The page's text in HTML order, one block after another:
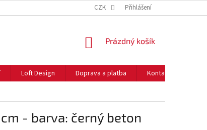
O COOKIES NEJČASTĚJŠÍ OTÁZKY
CZK Přihlášení
NÁKUPNÍ
Prázdný košík
Loft Design Doprava a platba Kontakty
cm - barva: černý beton